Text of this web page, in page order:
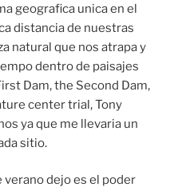
geografica unica en el
distancia de nuestras
natural que nos atrapa y
dentro de paisajes
Dam, the Second Dam,
center trial, Tony
ya que me llevaria un
sitio.
verano dejo es el poder